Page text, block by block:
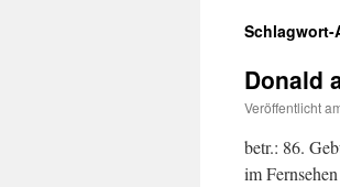
Schlagwort-
Donald
Veröffentlicht
betr.: 86.
im